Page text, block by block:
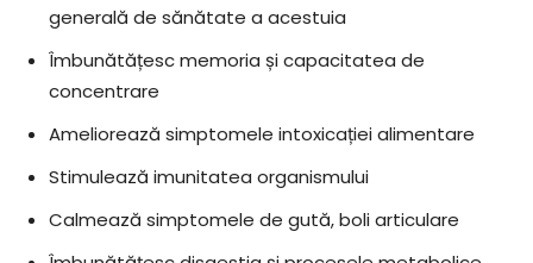
generală de sănătate a acestuia
Îmbunătățesc memoria și capacitatea de
concentrare
Ameliorează simptomele intoxicației alimentare
Stimulează imunitatea organismului
Calmează simptomele de gută, boli articulare